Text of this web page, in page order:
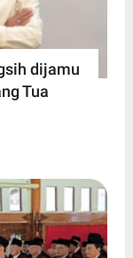
dijamu
Tua